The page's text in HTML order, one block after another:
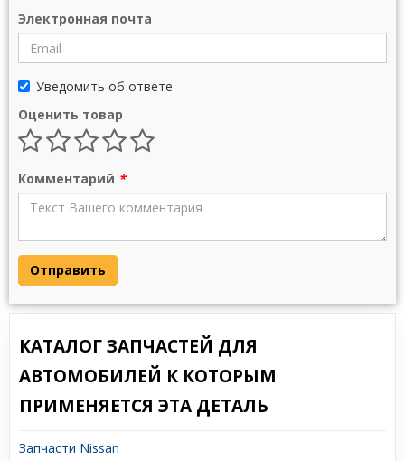
Электронная почта
Уведомить об ответе
Оценить товар
Комментарий *
Отправить
КАТАЛОГ ЗАПЧАСТЕЙ ДЛЯ
АВТОМОБИЛЕЙ К КОТОРЫМ
ПРИМЕНЯЕТСЯ ЭТА ДЕТАЛЬ
Запчасти Nissan